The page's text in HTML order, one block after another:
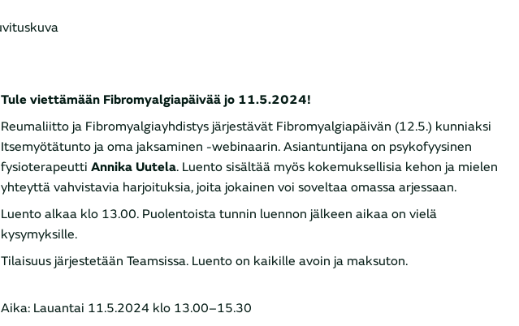
Tule viettämään Fibromyalgiapäivää jo 11.5.2024!
Reumaliitto ja Fibromyalgiayhdistys järjestävät Fibromyalgiapäivän (12.5.) kunniaksi
Itsemyötätunto ja oma jaksaminen -webinaarin. Asiantuntijana on psykofyysinen
fysioterapeutti Annika Uutela. Luento sisältää myös kokemuksellisia kehon ja mielen
yhteyttä vahvistavia harjoituksia, joita jokainen voi soveltaa omassa arjessaan.
Luento alkaa klo 13.00. Puolentoista tunnin luennon jälkeen aikaa on vielä
kysymyksille.
Tilaisuus järjestetään Teamsissa. Luento on kaikille avoin ja maksuton.
Aika: Lauantai 11.5.2024 klo 13.00–15.30